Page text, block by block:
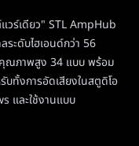
วร์เดียว" STL AmpHub
ะดับไฮเอนด์กว่า 56
ณภาพสูง 34 แบบ พร้อม
บทั้งการอัดเสียงในสตูดิโอ
และใช้งานแบบ